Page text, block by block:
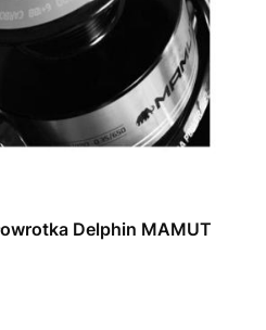
Delphin MAMUT